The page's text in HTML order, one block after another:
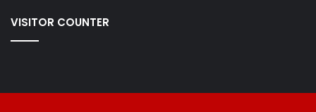
VISITOR COUNTER